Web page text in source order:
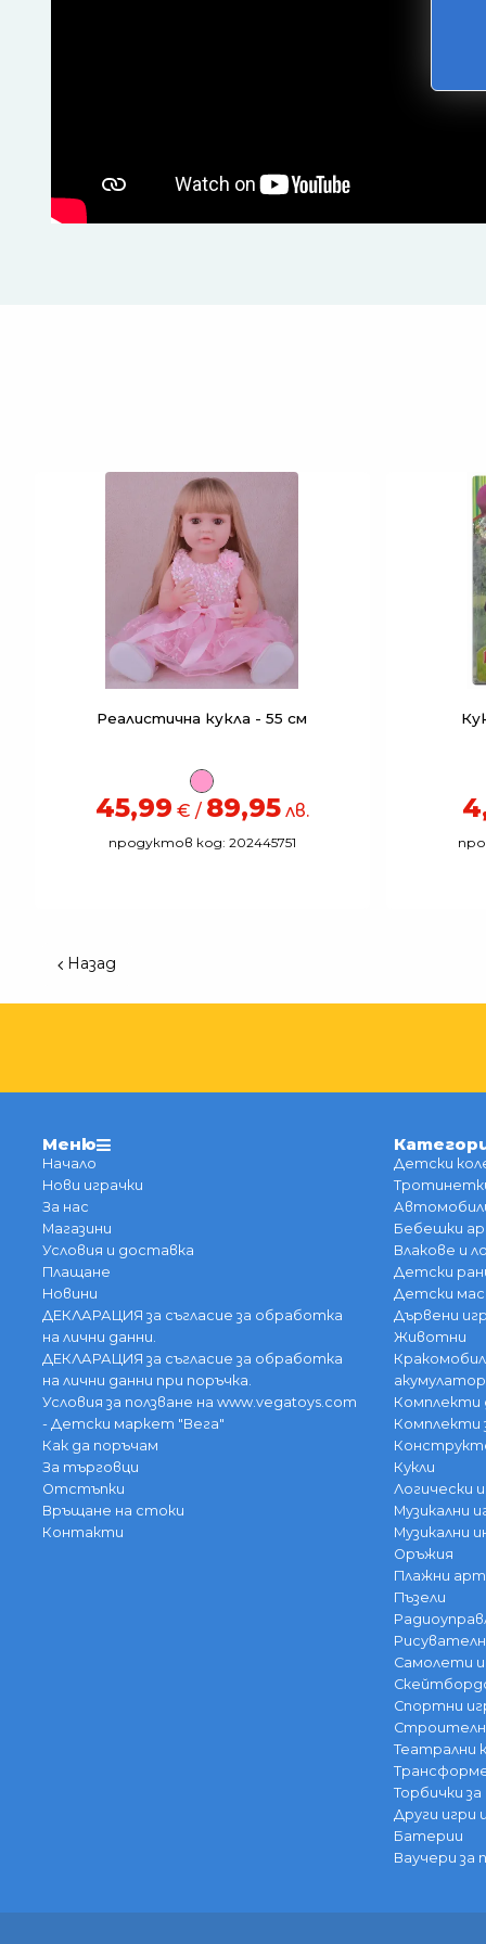
Реалистична кукла - 55 см
45,99 € / 89,95лв.
продуктов код: 202445751
Назад
Меню
Начало
Нови играчки
За нас
Магазини
Условия и доставка
Плащане
Новини
ДЕКЛАРАЦИЯ за съгласие за обработка
на лични данни.
ДЕКЛАРАЦИЯ за съгласие за обработка
на лични данни при поръчка.
Условия за ползване на www.vegatoys.com
- Детски маркет "Вега"
Как да поръчам
За търговци
Отстъпки
Връщане на стоки
Контакти
Детски
Бебешки
Влакове и
Детски
Детски
Дървени
Животни
Комплекти
Комплекти
Кукли
Логически
Музикални
Музикални
Оръжия
Плажни
Пъзели
Самолети
Спортни
Театрални
Торбички
Други игри
Батерии
Ваучери за